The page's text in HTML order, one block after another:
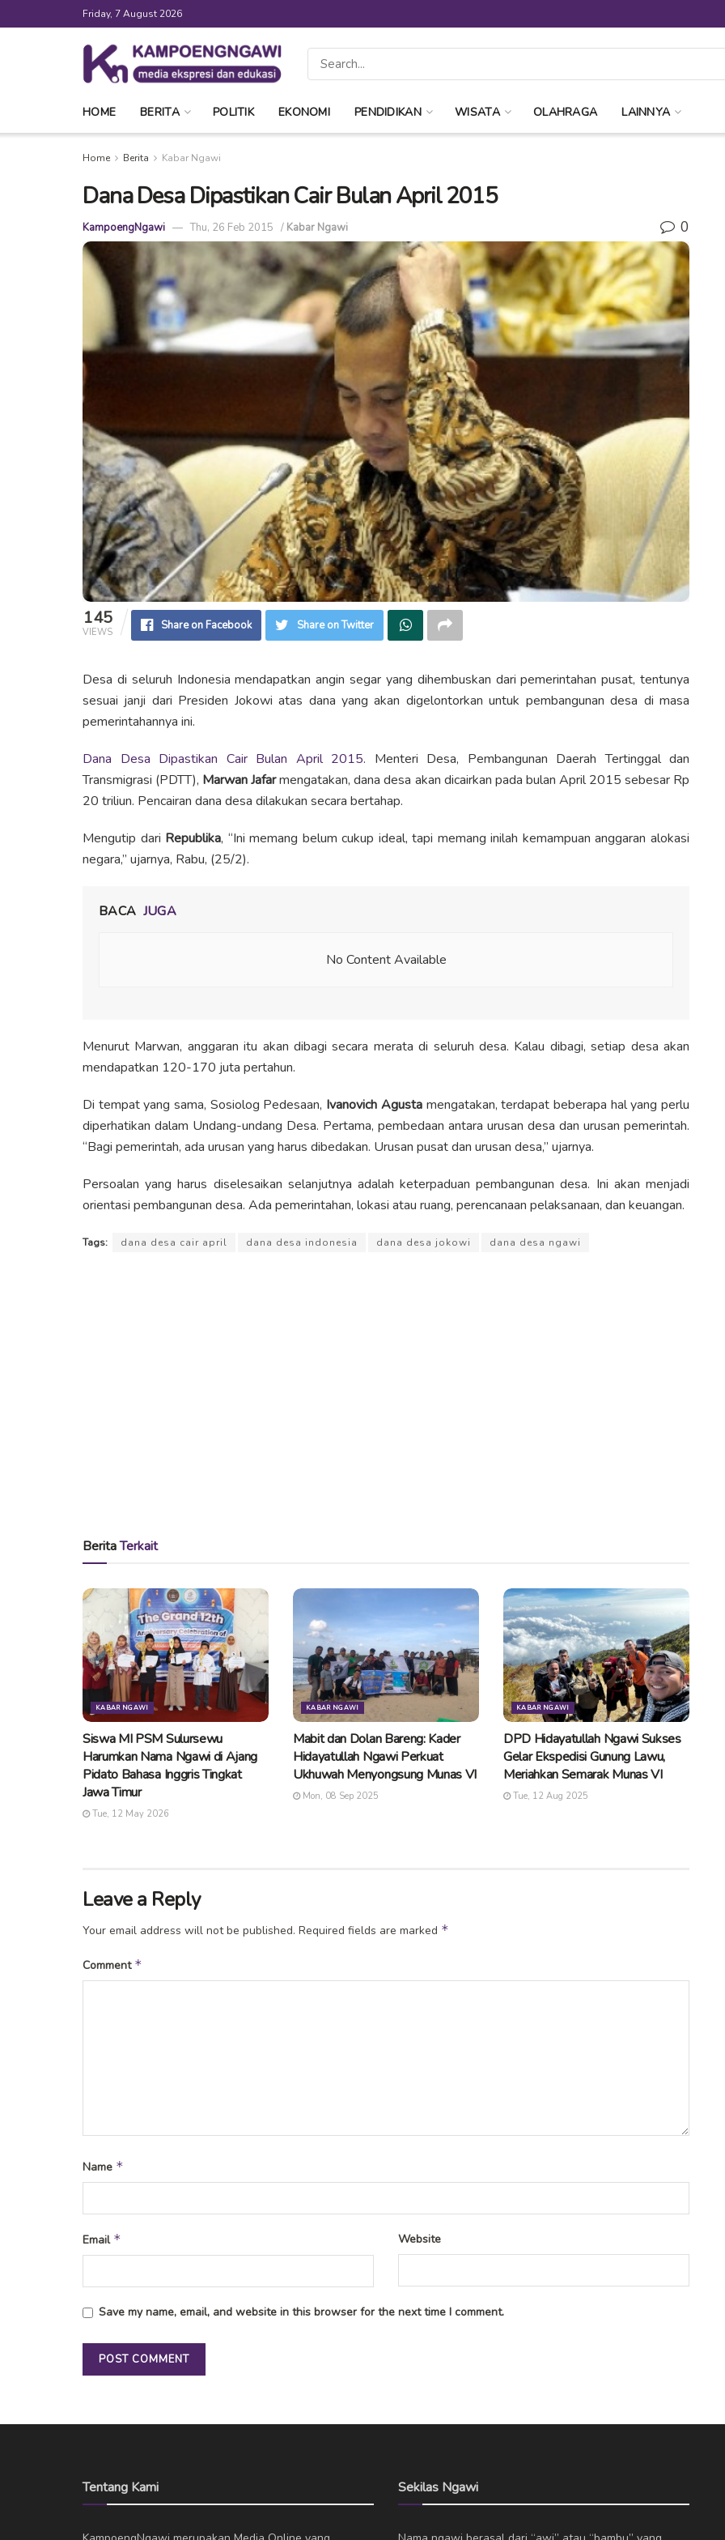
Friday, 7 August 2026
HOME BERITA POLITIK EKONOMI PENDIDIKAN WISATA OLAHRAGA LAINNYA
Home Berita Kabar Ngawi
Dana Desa Dipastikan Cair Bulan April 2015
KampoengNgawi Thu, 26 Feb 2015 / Kabar Ngawi 0
145
VIEWS Share on Facebook Share on Twitter
Desa di seluruh Indonesia mendapatkan angin segar yang dihembuskan dari pemerintahan pusat, tentunya
sesuai janji dari Presiden Jokowi atas dana yang akan digelontorkan untuk pembangunan desa di masa
pemerintahannya ini.
Dana Desa Dipastikan Cair Bulan April 2015. Menteri Desa, Pembangunan Daerah Tertinggal dan
Transmigrasi (PDTT), Marwan Jafarmengatakan, dana desa akan dicairkan pada bulan April 2015 sebesar Rp
20 triliun. Pencairan dana desa dilakukan secara bertahap.
Mengutip dari Republika, “Ini memang belum cukup ideal, tapi memang inilah kemampuan anggaran alokasi
negara,” ujarnya, Rabu, (25/2).
BACA JUGA
No Content Available
Menurut Marwan, anggaran itu akan dibagi secara merata di seluruh desa. Kalau dibagi, setiap desa akan
mendapatkan 120-170 juta pertahun.
Di tempat yang sama, Sosiolog Pedesaan, Ivanovich Agustamengatakan, terdapat beberapa hal yang perlu
diperhatikan dalam Undang-undang Desa. Pertama, pembedaan antara urusan desa dan urusan pemerintah.‬
“Bagi pemerintah, ada urusan yang harus dibedakan. Urusan pusat dan urusan desa,” ujarnya.‬
‪Persoalan yang harus diselesaikan selanjutnya adalah keterpaduan pembangunan desa. Ini akan menjadi
orientasi pembangunan desa. Ada pemerintahan, lokasi atau ruang, perencanaan pelaksanaan, dan keuangan.
Tags: dana desa cair april dana desa indonesia dana desa jokowi dana desa ngawi
BeritaTerkait
KABAR NGAWI
Siswa MI PSM Sulursewu
Harumkan Nama Ngawi di Ajang
Pidato Bahasa Inggris Tingkat
Jawa Timur
Tue, 12 May 2026
KABAR NGAWI
Mabit dan Dolan Bareng: Kader
Hidayatullah Ngawi Perkuat
Ukhuwah Menyongsung Munas VI
Mon, 08 Sep 2025
KABAR NGAWI
DPD Hidayatullah Ngawi Sukses
Gelar Ekspedisi Gunung Lawu,
Meriahkan Semarak Munas VI
Tue, 12 Aug 2025
Leave a Reply
Your email address will not be published. Required fields are marked *
Comment *
Name *
Email * Website
Save my name, email, and website in this browser for the next time I comment.
Tentang Kami Sekilas Ngawi